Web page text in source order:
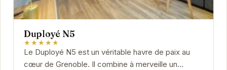
Duployé N5
★★★★★
Le Duployé N5 est un véritable havre de paix au
cœur de Grenoble. Il combine à merveille un